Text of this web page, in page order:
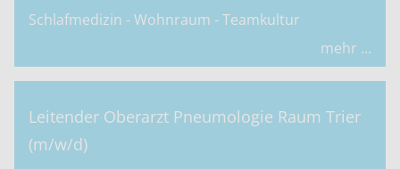
Schlafmedizin - Wohnraum - Teamkultur
mehr ...
Leitender Oberarzt Pneumologie Raum Trier
(m/w/d)